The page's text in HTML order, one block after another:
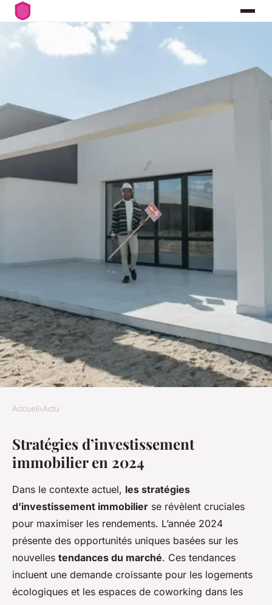
Comment Maximiser les
Rendements des
Investissements Immobiliers
en 2024
Lya 5 novembre 2024 6 min de lecture
Accueil›Actu
Stratégies d’investissement
immobilier en 2024
Dans le contexte actuel, les stratégies
d’investissement immobilier se révèlent cruciales
pour maximiser les rendements. L’année 2024
présente des opportunités uniques basées sur les
nouvelles tendances du marché. Ces tendances
incluent une demande croissante pour les logements
écologiques et les espaces de coworking dans les